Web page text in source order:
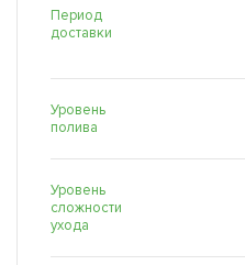
Период
доставки
Уровень
полива
Уровень
сложности
ухода